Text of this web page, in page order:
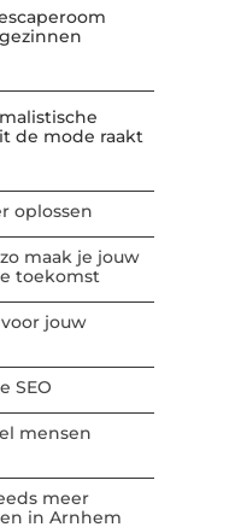
de mode raakt
oplossen
maak je jouw
toekomst
jouw
SEO
mensen
meer
in Arnhem